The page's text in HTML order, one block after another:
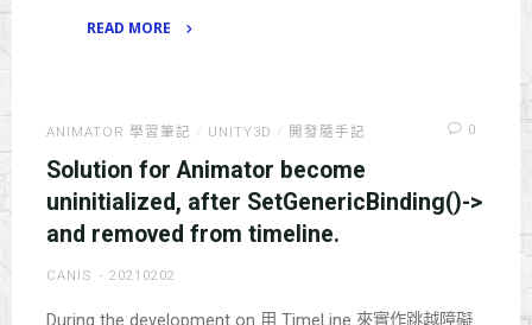
READ MORE
Color
not
work
in
ANIMATOR 學習筆記 / UNITY3D / 開發隨手記 0
Solution for Animator become
uninitialized, after SetGenericBinding()->
and removed from timeline.
CANIS 20210202
During the development on 用 TimeLine 來實作跳越障礙